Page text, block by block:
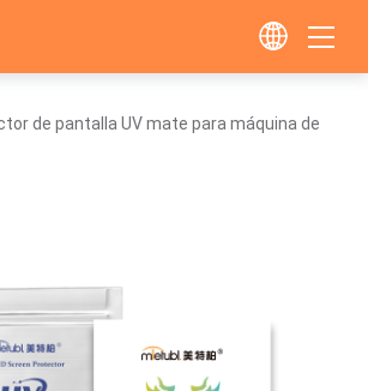
de pantalla UV mate para máquina de